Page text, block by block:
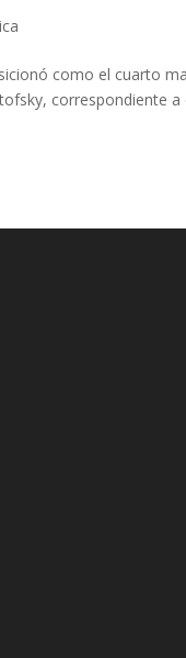
como el cuarto
correspondiente